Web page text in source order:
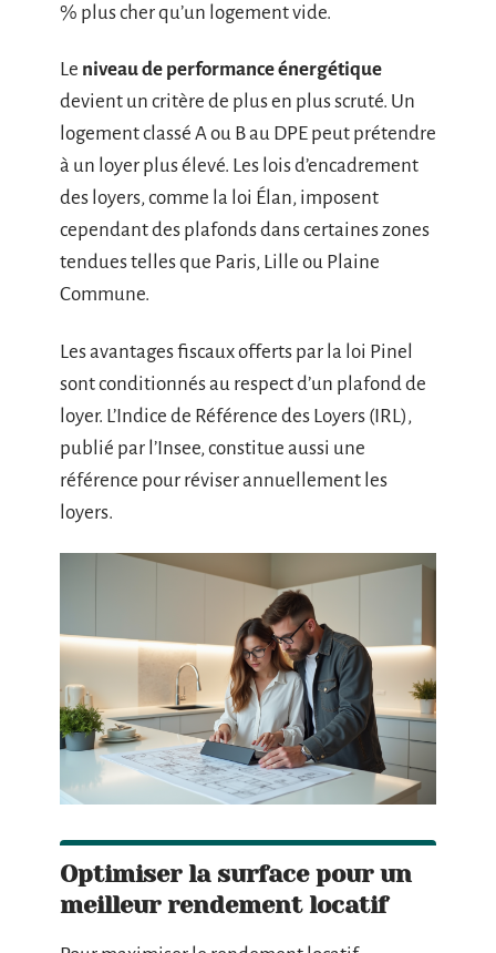
% plus cher qu’un logement vide.
Le niveau de performance énergétique
devient un critère de plus en plus scruté. Un
logement classé A ou B au DPE peut prétendre
à un loyer plus élevé. Les lois d’encadrement
des loyers, comme la loi Élan, imposent
cependant des plafonds dans certaines zones
tendues telles que Paris, Lille ou Plaine
Commune.
Les avantages fiscaux offerts par la loi Pinel
sont conditionnés au respect d’un plafond de
loyer. L’Indice de Référence des Loyers (IRL),
publié par l’Insee, constitue aussi une
référence pour réviser annuellement les
loyers.
Optimiser la surface pour un
meilleur rendement locatif